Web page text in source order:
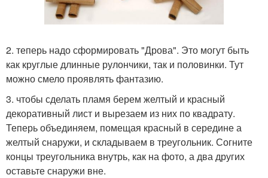
2. теперь надо сформировать "Дрова". Это могут быть
как круглые длинные рулончики, так и половинки. Тут
можно смело проявлять фантазию.
3. чтобы сделать пламя берем желтый и красный
декоративный лист и вырезаем из них по квадрату.
Теперь объединяем, помещая красный в середине а
желтый снаружи, и складываем в треугольник. Согните
концы треугольника внутрь, как на фото, а два других
оставьте снаружи вне.